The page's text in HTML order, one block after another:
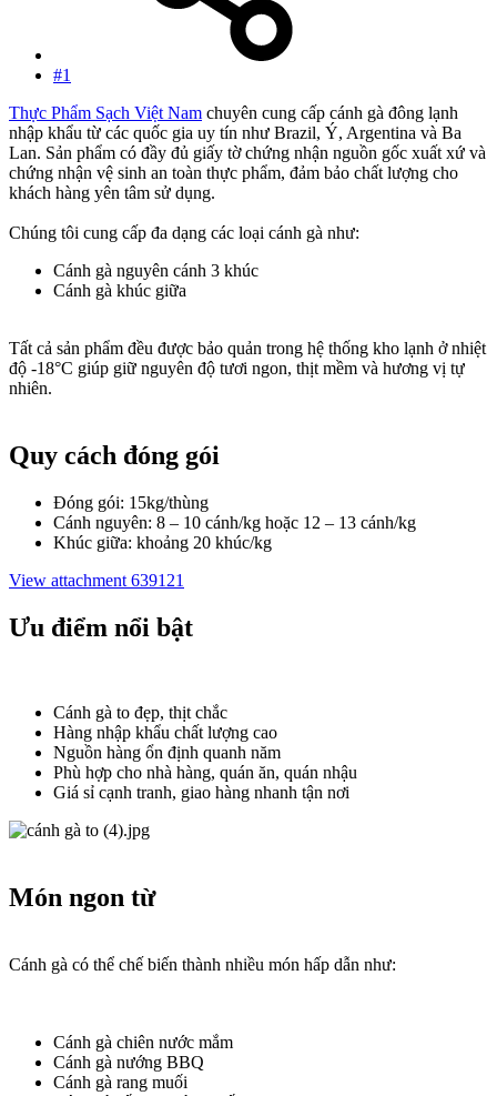
#1
Thực Phẩm Sạch Việt Nam chuyên cung cấp cánh gà đông lạnh
nhập khẩu từ các quốc gia uy tín như Brazil, Ý, Argentina và Ba
Lan. Sản phẩm có đầy đủ giấy tờ chứng nhận nguồn gốc xuất xứ và
chứng nhận vệ sinh an toàn thực phẩm, đảm bảo chất lượng cho
khách hàng yên tâm sử dụng.
Chúng tôi cung cấp đa dạng các loại cánh gà như:
Cánh gà nguyên cánh 3 khúc
Cánh gà khúc giữa
Tất cả sản phẩm đều được bảo quản trong hệ thống kho lạnh ở nhiệt
độ -18°C giúp giữ nguyên độ tươi ngon, thịt mềm và hương vị tự
nhiên.
Quy cách đóng gói​
Đóng gói: 15kg/thùng
Cánh nguyên: 8 – 10 cánh/kg hoặc 12 – 13 cánh/kg
Khúc giữa: khoảng 20 khúc/kg
View attachment 639121
Ưu điểm nổi bật​
Cánh gà to đẹp, thịt chắc
Hàng nhập khẩu chất lượng cao
Nguồn hàng ổn định quanh năm
Phù hợp cho nhà hàng, quán ăn, quán nhậu
Giá sỉ cạnh tranh, giao hàng nhanh tận nơi
Món ngon từ​
Cánh gà có thể chế biến thành nhiều món hấp dẫn như:
Cánh gà chiên nước mắm
Cánh gà nướng BBQ
Cánh gà rang muối